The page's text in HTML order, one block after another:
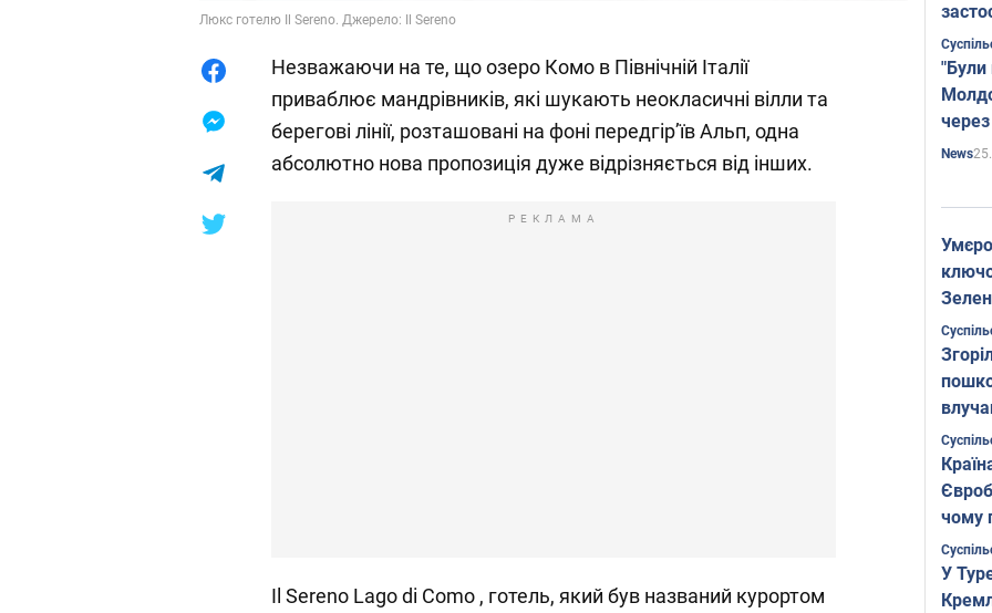
Люкс готелю Il Sereno. Джерело: Il Sereno
Незважаючи на те, що озеро Комо в Північній Італії
приваблює мандрівників, які шукають неокласичні вілли та
берегові лінії, розташовані на фоні передгір’їв Альп, одна
абсолютно нова пропозиція дуже відрізняється від інших.
РЕКЛАМА
Il Sereno Lago di Como , готель, який був названий курортом
"Були
News
Фото
чому
У